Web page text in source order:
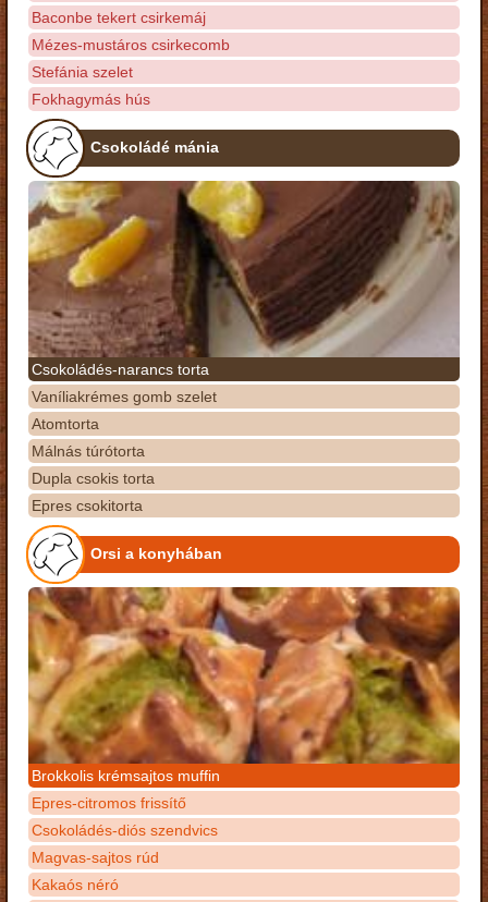
Baconbe tekert csirkemáj
Mézes-mustáros csirkecomb
Stefánia szelet
Fokhagymás hús
Csokoládé mánia
Csokoládés-narancs torta
Vaníliakrémes gomb szelet
Atomtorta
Málnás túrótorta
Dupla csokis torta
Epres csokitorta
Orsi a konyhában
Brokkolis krémsajtos muffin
Epres-citromos frissítő
Csokoládés-diós szendvics
Magvas-sajtos rúd
Kakaós néró